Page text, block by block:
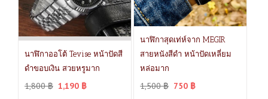
นาฬิกาออโต้ Tevise หน้าปัดสี
ดำขอบเงิน สวยหรูมาก
1,800฿ 1,190 ฿
นาฬิกาสุดเท่ห์จาก MEGIR
สายหนังสีดำ หน้าปัดเหลี่ยม
หล่อมาก
1,500฿ 750 ฿